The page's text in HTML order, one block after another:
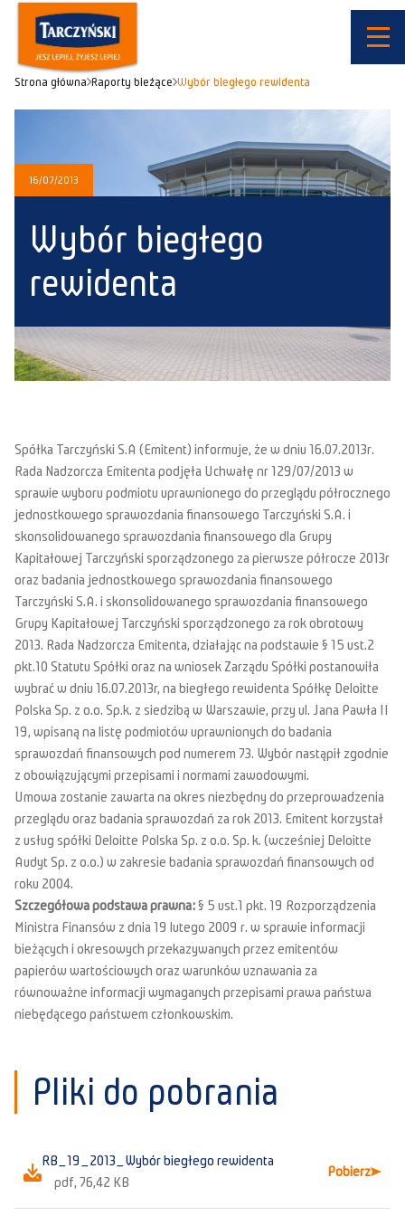
Strona główna Raporty bieżące Wybór biegłego rewidenta
16/07/2013
Wybór biegłego
rewidenta
Spółka Tarczyński S.A (Emitent) informuje, że w dniu 16.07.2013r.
Rada Nadzorcza Emitenta podjęła Uchwałę nr 129/07/2013 w
sprawie wyboru podmiotu uprawnionego do przeglądu półrocznego
jednostkowego sprawozdania finansowego Tarczyński S.A. i
skonsolidowanego sprawozdania finansowego dla Grupy
Kapitałowej Tarczyński sporządzonego za pierwsze półrocze 2013r
oraz badania jednostkowego sprawozdania finansowego
Tarczyński S.A. i skonsolidowanego sprawozdania finansowego
Grupy Kapitałowej Tarczyński sporządzonego za rok obrotowy
2013. Rada Nadzorcza Emitenta, działając na podstawie § 15 ust.2
pkt.10 Statutu Spółki oraz na wniosek Zarządu Spółki postanowiła
wybrać w dniu 16.07.2013r, na biegłego rewidenta Spółkę Deloitte
Polska Sp. z o.o. Sp.k. z siedzibą w Warszawie, przy ul. Jana Pawła II
19, wpisaną na listę podmiotów uprawnionych do badania
sprawozdań finansowych pod numerem 73. Wybór nastąpił zgodnie
z obowiązującymi przepisami i normami zawodowymi.
Umowa zostanie zawarta na okres niezbędny do przeprowadzenia
przeglądu oraz badania sprawozdań za rok 2013. Emitent korzystał
z usług spółki Deloitte Polska Sp. z o.o. Sp. k. (wcześniej Deloitte
Audyt Sp. z o.o.) w zakresie badania sprawozdań finansowych od
roku 2004.
Szczegółowa podstawa prawna:§ 5 ust.1 pkt. 19 Rozporządzenia
Ministra Finansów z dnia 19 lutego 2009 r. w sprawie informacji
bieżących i okresowych przekazywanych przez emitentów
papierów wartościowych oraz warunków uznawania za
równoważne informacji wymaganych przepisami prawa państwa
niebędącego państwem członkowskim.
Pliki do pobrania
RB_19_2013_Wybór biegłego rewidenta
pdf, 76,42 KB
Pobierz